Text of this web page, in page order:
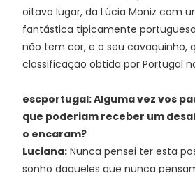
oitavo lugar, da Lúcia Moniz com
fantástica tipicamente
não tem cor, e o seu cavaquinho,
classificação obtida por Portugal
escportugal: Alguma vez vos
que poderiam receber um
o encaram?
Luciana: Nunca pensei ter esta
sonho daqueles que nunca